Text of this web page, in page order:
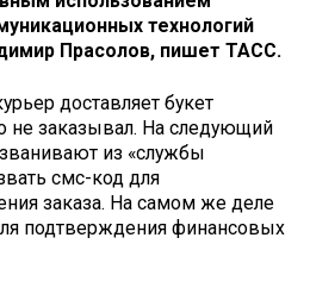
технологий
Прасолов, пишет ТАСС.
доставляет букет
не заказывал. На следующий
из «службы
смс-код для
заказа. На самом же деле
подтверждения финансовых